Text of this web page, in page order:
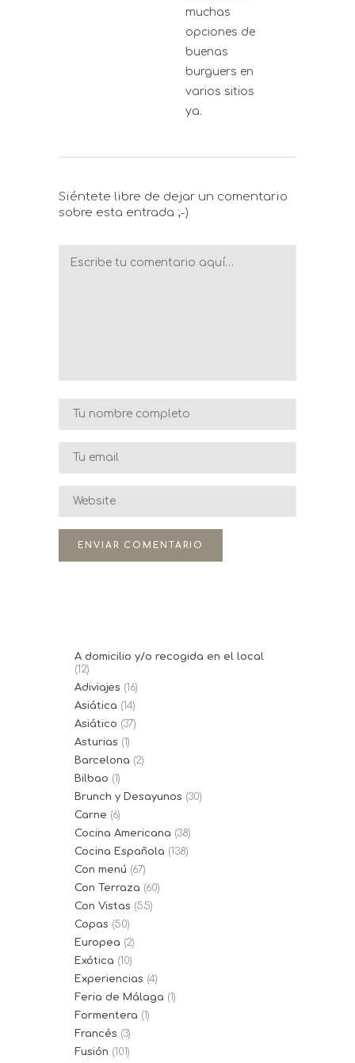
muchas
opciones de
buenas
burguers en
varios sitios
ya.
Siéntete libre de dejar un comentario
sobre esta entrada ;-)
A domicilio y/o recogida en el local
(12)
Adiviajes (16)
Asiática (14)
Asiático (37)
Asturias (1)
Barcelona (2)
Bilbao (1)
Brunch y Desayunos (30)
Carne (6)
Cocina Americana (38)
Cocina Española (138)
Con menú (67)
Con Terraza (60)
Con Vistas (55)
Copas (50)
Europea (2)
Exótica (10)
Experiencias (4)
Feria de Málaga (1)
Formentera (1)
Francés (3)
Fusión (101)